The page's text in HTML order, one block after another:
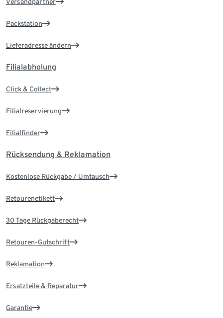
Versandpartner
Packstation
Lieferadresse ändern
Filialabholung
Click & Collect
Filialreservierung
Filialfinder
Rücksendung & Reklamation
Kostenlose Rückgabe / Umtausch
Retourenetikett
30 Tage Rückgaberecht
Retouren-Gutschrift
Reklamation
Ersatzteile & Reparatur
Garantie